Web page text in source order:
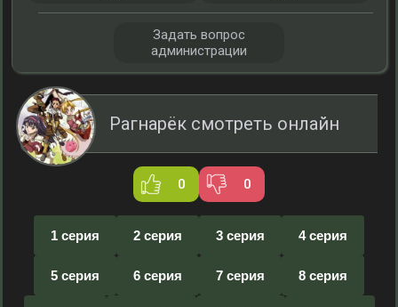
Рагнарёк смотреть онлайн
0 0
1 серия 2 серия 3 серия 4 серия
5 серия 6 серия 7 серия 8 серия
Задать вопрос
администрации